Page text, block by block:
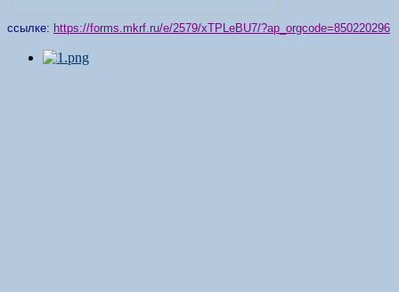
ссылке: https://forms.mkrf.ru/e/2579/xTPLeBU7/?ap_orgcode=850220296